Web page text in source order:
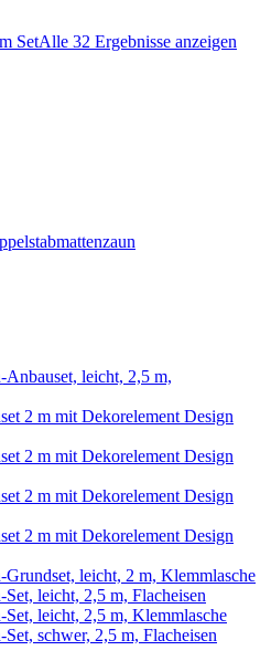
SetAlle 32 Ergebnisse anzeigen
leicht, 2,5 m,
2 m mit Dekorelement Design
2 m mit Dekorelement Design
2 m mit Dekorelement Design
2 m mit Dekorelement Design
Grundset, leicht, 2 m, Klemmlasche
leicht, 2,5 m, Flacheisen
leicht, 2,5 m, Klemmlasche
schwer, 2,5 m, Flacheisen